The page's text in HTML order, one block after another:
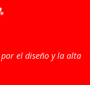
el diseño y la alta